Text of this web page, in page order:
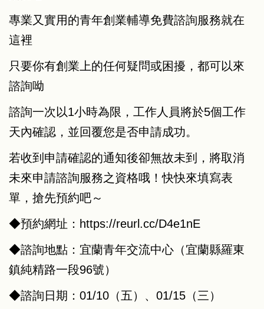
專業又實用的青年創業輔導免費諮詢服務就在
這裡
只要你有創業上的任何疑問或困擾，都可以來
諮詢呦
諮詢一次以1小時為限，工作人員將於5個工作
天內確認，並回覆您是否申請成功。
若收到申請確認的通知後卻無故未到，將取消
未來申請諮詢服務之資格哦！快快來填寫表
單，搶先預約吧～
◆預約網址： https://reurl.cc/D4e1nE
◆諮詢地點：宜蘭青年交流中心（宜蘭縣羅東
鎮純精路一段96號）
◆諮詢日期：01/10（五）、01/15（三）